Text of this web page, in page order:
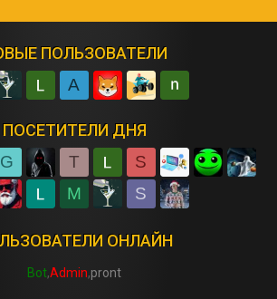
ПОЛЬЗОВАТЕЛИ
A
ПОСЕТИТЕЛИ ДНЯ
G T
S
M
S
ОНЛАЙН
BotAdmin pront